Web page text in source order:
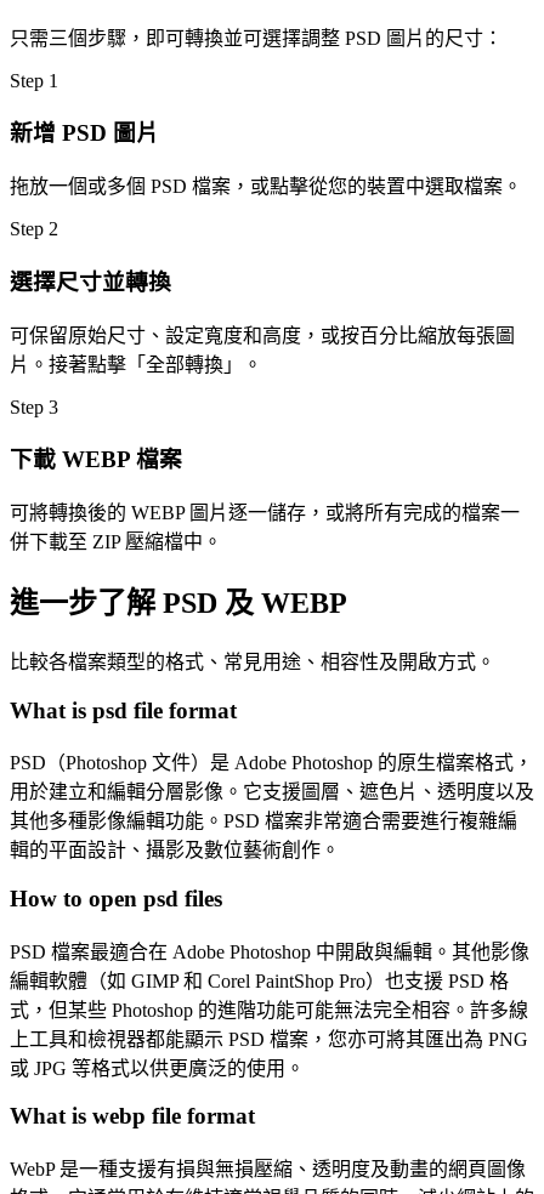
只需三個步驟，即可轉換並可選擇調整 PSD 圖片的尺寸：
Step 1
新增 PSD 圖片
拖放一個或多個 PSD 檔案，或點擊從您的裝置中選取檔案。
Step 2
選擇尺寸並轉換
可保留原始尺寸、設定寬度和高度，或按百分比縮放每張圖
片。接著點擊「全部轉換」。
Step 3
下載 WEBP 檔案
可將轉換後的 WEBP 圖片逐一儲存，或將所有完成的檔案一
併下載至 ZIP 壓縮檔中。
進一步了解 PSD 及 WEBP
比較各檔案類型的格式、常見用途、相容性及開啟方式。
What is psd file format
PSD（Photoshop 文件）是 Adobe Photoshop 的原生檔案格式，
用於建立和編輯分層影像。它支援圖層、遮色片、透明度以及
其他多種影像編輯功能。PSD 檔案非常適合需要進行複雜編
輯的平面設計、攝影及數位藝術創作。
How to open psd files
PSD 檔案最適合在 Adobe Photoshop 中開啟與編輯。其他影像
編輯軟體（如 GIMP 和 Corel PaintShop Pro）也支援 PSD 格
式，但某些 Photoshop 的進階功能可能無法完全相容。許多線
上工具和檢視器都能顯示 PSD 檔案，您亦可將其匯出為 PNG
或 JPG 等格式以供更廣泛的使用。
What is webp file format
WebP 是一種支援有損與無損壓縮、透明度及動畫的網頁圖像